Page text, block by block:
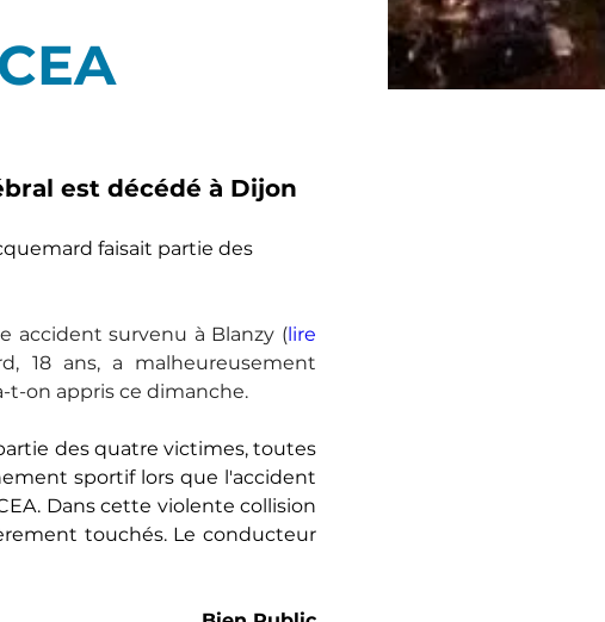
est décédé à Dijon
faisait partie des
accident survenu à Blanzy (lire
18 ans, a malheureusement
t-on appris ce dimanche.
des quatre victimes, toutes
sportif lors que l'accident
Dans cette violente collision
touchés. Le conducteur